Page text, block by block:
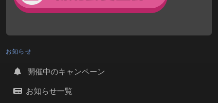
お知らせ
開催中のキャンペーン
お知らせ一覧